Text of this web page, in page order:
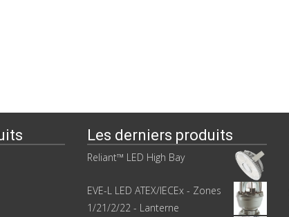
Les derniers produits
Reliant™ LED High Bay
EVE-L LED ATEX/IECEx - Zones
1/21/2/22 - Lanterne